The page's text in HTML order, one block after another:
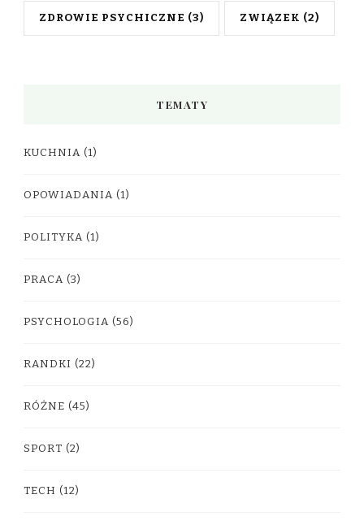
ZDROWIE PSYCHICZNE (3) ZWIĄZEK (2)
TEMATY
KUCHNIA (1)
OPOWIADANIA (1)
POLITYKA (1)
PRACA (3)
PSYCHOLOGIA (56)
RANDKI (22)
RÓŻNE (45)
SPORT (2)
TECH (12)